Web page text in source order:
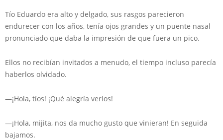
Tío Eduardo era alto y delgado, sus rasgos parecieron
endurecer con los años, tenía ojos grandes y un puente nasal
pronunciado que daba la impresión de que fuera un pico.
Ellos no recibían invitados a menudo, el tiempo incluso parecía
haberlos olvidado.
—¡Hola, tíos! ¡Qué alegría verlos!
—¡Hola, mijita, nos da mucho gusto que vinieran! En seguida
bajamos.